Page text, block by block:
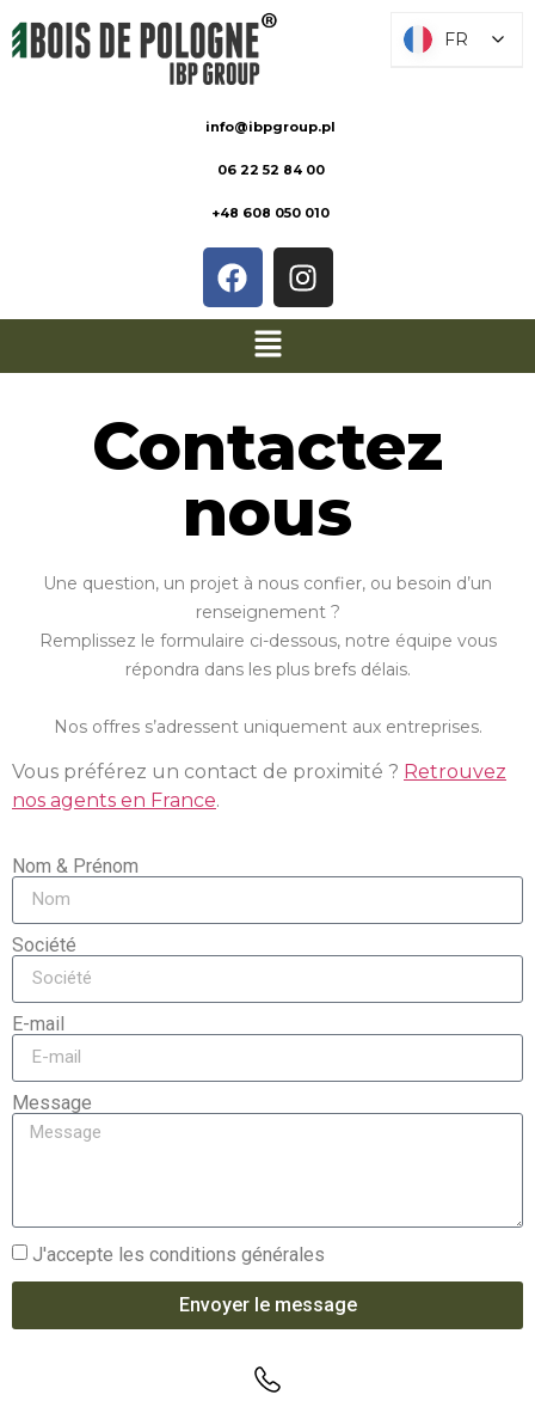
info@ibpgroup.pl
06 22 52 84 00
+48 608 050 010
Contactez
nous
Une question, un projet à nous confier, ou besoin d’un
renseignement ?
Remplissez le formulaire ci-dessous, notre équipe vous
répondra dans les plus brefs délais.
Nos offres s’adressent uniquement aux entreprises.
Vous préférez un contact de proximité ? Retrouvez
nos agents en France.
Nom & Prénom
Société
E-mail
Message
J'accepte les conditions générales
Envoyer le message
FR
FR